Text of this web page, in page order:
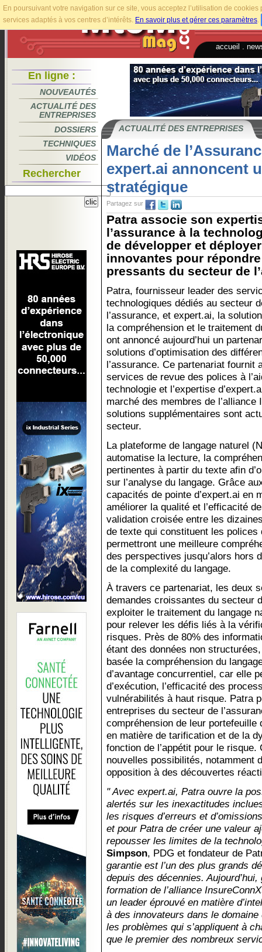
En poursuivant votre navigation sur ce site, vous acceptez l’utilisation de
services adaptés à vos centres d’intérêts. En savoir plus et gérer ces paramètres.
accueil
En ligne :
NOUVEAUTÉS
ACTUALITÉ DES
ENTREPRISES
DOSSIERS
TECHNIQUES
VIDÉOS
Rechercher
ACTUALITÉ DES ENTREPRISES
Marché de
expert.ai annoncent
stratégique
Partagez sur
Patra associe son
l’assurance à la
de développer et
innovantes pour
pressants du secteur de
Patra, fournisseur leader des
technologiques dédiés au secteur
l’assurance, et expert.ai, la
la compréhension et le traitement
ont annoncé aujourd’hui un
solutions d’optimisation des
l’assurance. Ce partenariat fournit
services de revue des polices à
technologie et l’expertise
marché des membres de l’alliance
solutions supplémentaires sont
secteur.
La plateforme de langage naturel
automatise la lecture, la
pertinentes à partir du texte afin
sur l’analyse du langage. Grâce
capacités de pointe d’expert.ai en
améliorer la qualité et l’efficacité
validation croisée entre les
de texte qui constituent les polices
permettront une meilleure
des perspectives jusqu’alors hors
de la complexité du langage.
À travers ce partenariat, les deux
demandes croissantes du secteur
exploiter le traitement du langage
pour relever les défis liés à la
risques. Près de 80% des
étant des données non
basée la compréhension du
d’avantage concurrentiel, car elle
d’exécution, l’efficacité des
vulnérabilités à haut risque. Patra
entreprises du secteur de
compréhension de leur portefeuille
en matière de tarification et de la
fonction de l’appétit pour le
nouvelles possibilités, notamment
opposition à des découvertes
" Avec expert.ai, Patra ouvre la
alertés sur les inexactitudes
les risques d’erreurs et
et pour Patra de créer une valeur
repousser les limites de la
Simpson, PDG et fondateur de
garantie est l’un des plus grands
depuis des décennies.
formation de l’alliance
un leader éprouvé en matière
à des innovateurs dans le
les problèmes qui s’appliquent à
que le premier des nombreux